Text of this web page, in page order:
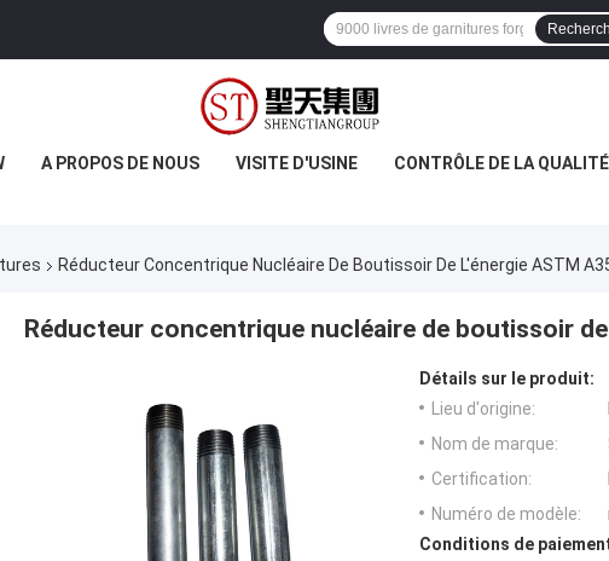
A PROPOS DE NOUS VISITE D'USINE CONTRÔLE DE LA QUALITÉ
Réducteur Concentrique Nucléaire De Boutissoir De L'énergie ASTM
Réducteur concentrique nucléaire de boutissoir
Détails sur le produit:
Lieu d'origine:
Nom de marque:
Certification:
Numéro de modèle:
Conditions de